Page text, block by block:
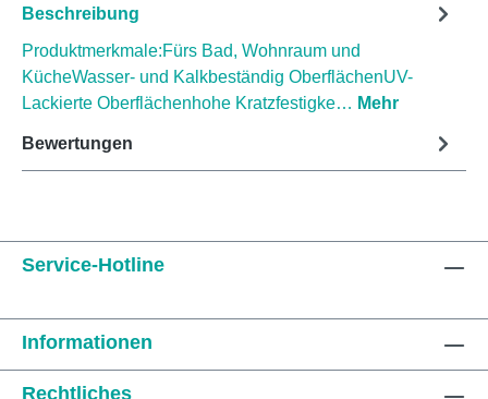
Beschreibung
Produktmerkmale:Fürs Bad, Wohnraum und
KücheWasser- und Kalkbeständig OberflächenUV-
Lackierte Oberflächenhohe Kratzfestigke… Mehr
Bewertungen
Service-Hotline
Informationen
Rechtliches